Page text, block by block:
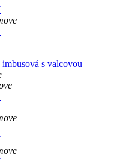
s valcovou